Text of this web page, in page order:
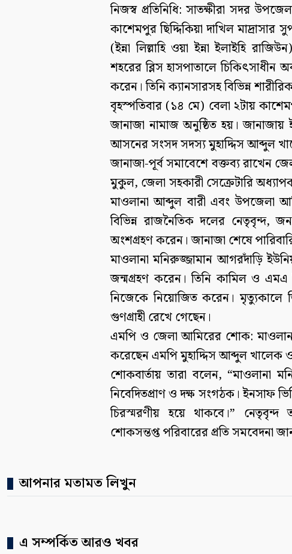
নিজস্ব প্রতিনিধি: সাতক্ষীরা সদর
কাশেমপুর ছিদ্দিকিয়া দাখিল
(ইন্না লিল্লাহি ওয়া ইন্না ইলাইহি
শহরের ব্লিস হাসপাতালে চিকিৎসাধীন
করেন। তিনি ক্যানসারসহ বিভিন্ন
বৃহস্পতিবার (১৪ মে) বেলা ২টায়
জানাজা নামাজ অনুষ্ঠিত হয়।
আসনের সংসদ সদস্য মুহাদ্দিস আব্দুল
জানাজা-পূর্ব সমাবেশে বক্তব্য রাখেন
মুকুল, জেলা সহকারী সেক্রেটারি
মাওলানা আব্দুল বারী এবং উপজেলা
বিভিন্ন রাজনৈতিক দলের নেতৃবৃন্দ,
অংশগ্রহণ করেন। জানাজা শেষে
মাওলানা মনিরুজ্জামান আগরদাঁড়ি
জন্মগ্রহণ করেন। তিনি কামিল ও
নিজেকে নিয়োজিত করেন। মৃত্যুকালে
গুণগ্রাহী রেখে গেছেন।
এমপি ও জেলা আমিরের শোক:
করেছেন এমপি মুহাদ্দিস আব্দুল
শোকবার্তায় তারা বলেন, “মাওলানা
নিবেদিতপ্রাণ ও দক্ষ সংগঠক। ইনসাফ
চিরস্মরণীয় হয়ে থাকবে।”
শোকসন্তপ্ত পরিবারের প্রতি সমবেদনা
আপনার মতামত লিখুন
এ সম্পর্কিত আরও খবর